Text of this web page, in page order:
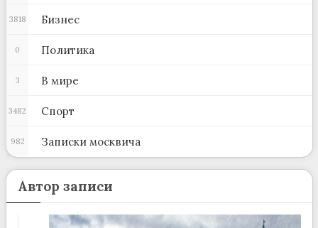
Бизнес
3818
Политика
0
В мире
3
Спорт
3482
Записки москвича
982
Автор записи